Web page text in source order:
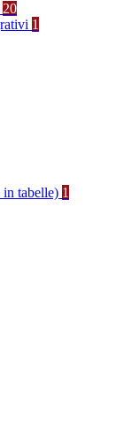
20
1
tabelle) 1